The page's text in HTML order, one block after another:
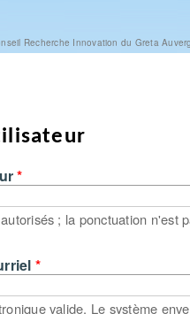
Recherche Innovation du Greta
*
; la ponctuation n'est
*
valide. Le système